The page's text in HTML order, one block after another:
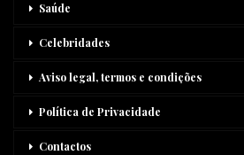
Saúde
Celebridades
Aviso legal, termos e condições
Política de Privacidade
Contactos